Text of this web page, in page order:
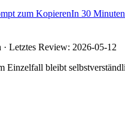
zum KopierenIn 30 Minuten
· Letztes Review: 2026-05-12
bleibt